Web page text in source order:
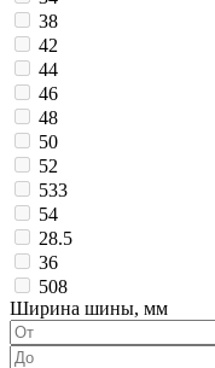
38
42
44
46
48
50
52
533
54
28.5
36
508
Ширина шины, мм